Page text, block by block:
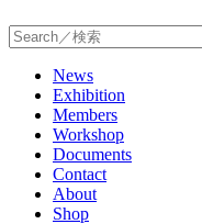
News
Exhibition
Members
Workshop
Documents
Contact
About
Shop